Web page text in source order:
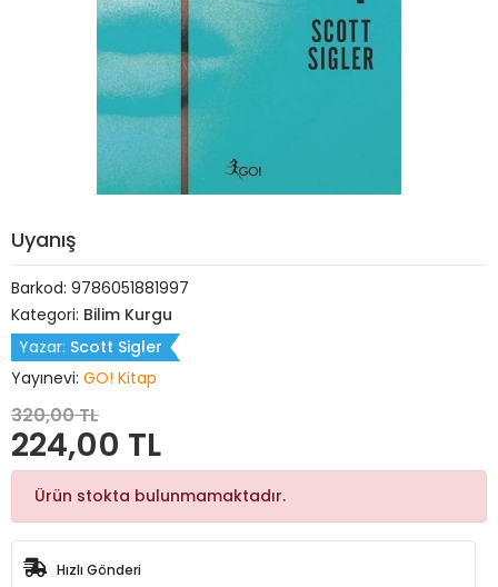
Uyanış
Barkod: 9786051881997
Kategori: Bilim Kurgu
Yazar: Scott Sigler
Yayınevi: GO! Kitap
320,00 TL
224,00 TL
Ürün stokta bulunmamaktadır.
Hızlı Gönderi